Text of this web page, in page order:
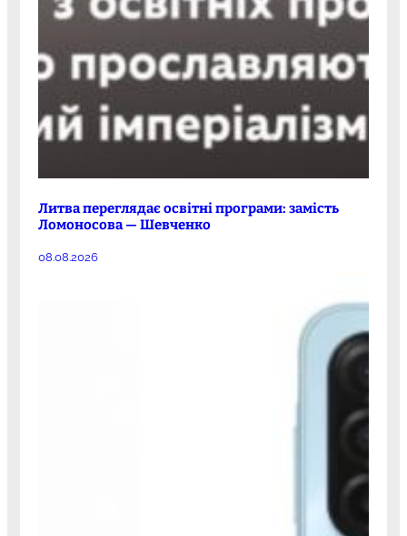
Литва переглядає освітні програми: замість
Ломоносова — Шевченко
08.08.2026